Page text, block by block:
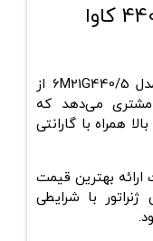
خرید دیزل ژنراتور بادوین 440 کاوا
مشتری می‌دهد که
همراه با گارانتی
بهترین قیمت
با شرایطی